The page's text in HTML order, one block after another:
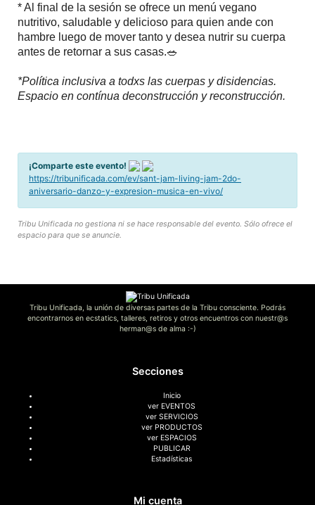
* Al final de la sesión se ofrece un menú vegano
nutritivo, saludable y delicioso para quien ande con
hambre luego de mover tanto y desea nutrir su cuerpa
antes de retornar a sus casas.🥗
*Política inclusiva a todxs las cuerpas y disidencias.
Espacio en contínua deconstrucción y reconstrucción.
¡Comparte este evento!
https://tribunificada.com/ev/sant-jam-living-jam-2do-
aniversario-danzo-y-expresion-musica-en-vivo/
Tribu Unificada no gestiona ni se hace responsable del evento. Sólo ofrece el
espacio para que se anuncie.
Tribu Unificada, la unión de diversas partes de la Tribu consciente. Podrás
encontrarnos en ecstatics, talleres, retiros y otros encuentros con nuestr@s
herman@s de alma :-)
Secciones
Inicio
ver EVENTOS
ver SERVICIOS
ver PRODUCTOS
ver ESPACIOS
PUBLICAR
Estadísticas
Mi cuenta